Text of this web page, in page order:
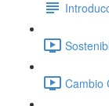
Cambio